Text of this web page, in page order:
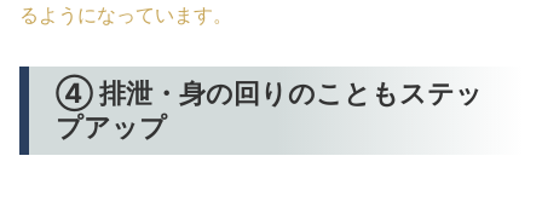
るようになっています。
④ 排泄・身の回りのこともステッ
プアップ